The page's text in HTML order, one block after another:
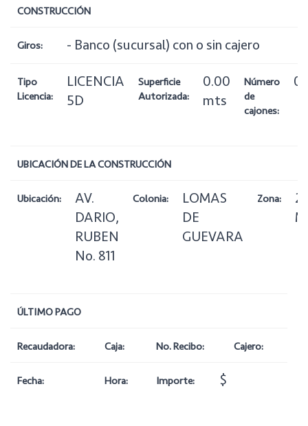
CONSTRUCCIÓN
Giros: - Banco (sucursal) con o sin cajero
Tipo
Licencia:
LICENCIA
5D
Superficie
Autorizada:
0.00
mts
Número
de
cajones:
0
UBICACIÓN DE LA CONSTRUCCIÓN
Ubicación:
AV.
DARIO,
RUBEN
No. 811
Colonia:
LOMAS
DE
GUEVARA
Zona:
2
ÚLTIMO PAGO
Recaudadora: Caja: No. Recibo: Cajero:
Fecha: Hora: Importe: $